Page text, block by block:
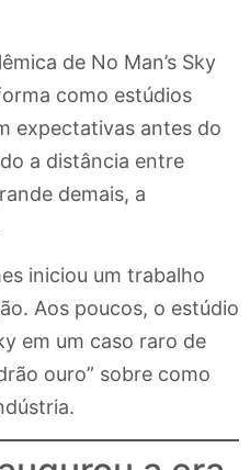
de No Man’s Sky
como estúdios
expectativas antes do
a distância entre
demais, a
iniciou um trabalho
Aos poucos, o estúdio
em um caso raro de
ouro” sobre como